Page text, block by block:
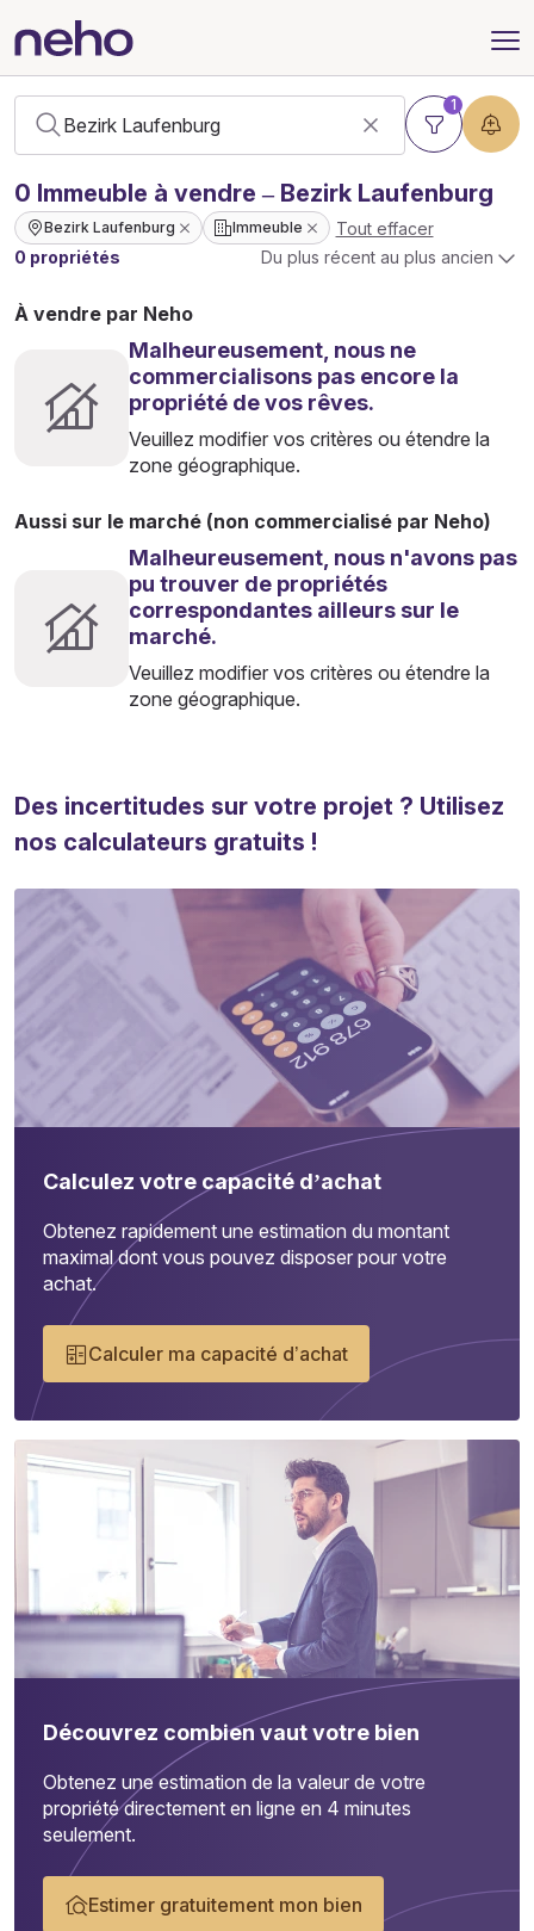
1
0 Immeuble à vendre – Bezirk Laufenburg
Bezirk Laufenburg Immeuble
Tout effacer
0 propriétés
Du plus récent au plus ancien
À vendre par Neho
Malheureusement, nous ne
commercialisons pas encore la
propriété de vos rêves.
Veuillez modifier vos critères ou étendre la
zone géographique.
Aussi sur le marché (non commercialisé par Neho)
Malheureusement, nous n'avons pas
pu trouver de propriétés
correspondantes ailleurs sur le
marché.
Veuillez modifier vos critères ou étendre la
zone géographique.
Des incertitudes sur votre projet ? Utilisez
nos calculateurs gratuits !
Calculez votre capacité d’achat
Obtenez rapidement une estimation du montant
maximal dont vous pouvez disposer pour votre
achat.
Calculer ma capacité d’achat
Découvrez combien vaut votre bien
Obtenez une estimation de la valeur de votre
propriété directement en ligne en 4 minutes
seulement.
Estimer gratuitement mon bien